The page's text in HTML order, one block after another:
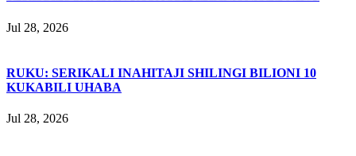
Jul 28, 2026
RUKU: SERIKALI INAHITAJI SHILINGI BILIONI 10
KUKABILI UHABA
Jul 28, 2026